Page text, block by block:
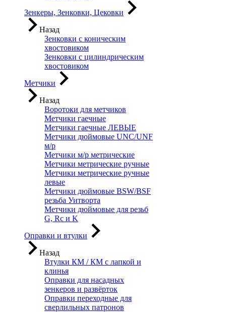
Зенкеры, Зенковки, Цековки
Назад
Зенковки с коническим
хвостовиком
Зенковки с цилиндрическим
хвостовиком
Метчики
Назад
Воротоки для метчиков
Метчики гаечные
Метчики гаечные ЛЕВЫЕ
Метчики дюймовые UNC/UNF
м/р
Метчики м/р метрические
Метчики метрические ручные
Метчики метрические ручные
левые
Метчики дюймовые BSW/BSF
резьба Уитворта
Метчики дюймовые для резьб
G, Rc и K
Оправки и втулки
Назад
Втулки КМ / КМ с лапкой и
клинья
Оправки для насадных
зенкеров и развёрток
Оправки переходные для
сверлильных патронов